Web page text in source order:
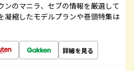
ンのマニラ、セブの情報を厳選して
凝縮したモデルプランや巻頭特集は
詳細を見る